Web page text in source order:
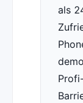
als